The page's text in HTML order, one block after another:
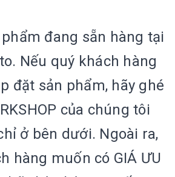
đang sẵn hàng tại
Nếu quý khách hàng
đặt sản phẩm, hãy ghé
của chúng tôi
ở bên dưới. Ngoài ra,
hàng muốn có GIÁ ƯU